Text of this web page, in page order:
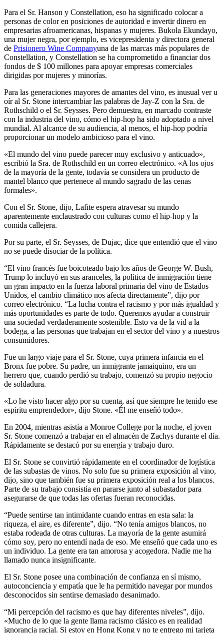
Para el Sr. Hanson y Constellation, eso ha significado colocar a
personas de color en posiciones de autoridad e invertir dinero en
empresarias afroamericanas, hispanas y mujeres. Bukola Ekundayo,
una mujer negra, por ejemplo, es vicepresidenta y directora general
de Prisionero Wine Companyuna de las marcas más populares de
Constellation, y Constellation se ha comprometido a financiar dos
fondos de $ 100 millones para apoyar empresas comerciales
dirigidas por mujeres y minorías.
Para las generaciones mayores de amantes del vino, es inusual ver u
oír al Sr. Stone intercambiar las palabras de Jay-Z con la Sra. de
Rothschild o el Sr. Seysses. Pero demuestra, en marcado contraste
con la industria del vino, cómo el hip-hop ha sido adoptado a nivel
mundial. Al alcance de su audiencia, al menos, el hip-hop podría
proporcionar un modelo ambicioso para el vino.
«El mundo del vino puede parecer muy exclusivo y anticuado»,
escribió la Sra. de Rothschild en un correo electrónico. «A los ojos
de la mayoría de la gente, todavía se considera un producto de
mantel blanco que pertenece al mundo sagrado de las cenas
formales».
Con el Sr. Stone, dijo, Lafite espera atravesar su mundo
aparentemente enclaustrado con culturas como el hip-hop y la
comida callejera.
Por su parte, el Sr. Seysses, de Dujac, dice que entendió que el vino
no se puede disociar de la política.
“El vino francés fue boicoteado bajo los años de George W. Bush,
Trump lo incluyó en sus aranceles, la política de inmigración tiene
un gran impacto en la fuerza laboral primaria del vino de Estados
Unidos, el cambio climático nos afecta directamente”, dijo por
correo electrónico. “La lucha contra el racismo y por más igualdad y
más oportunidades es parte de todo. Queremos ayudar a construir
una sociedad verdaderamente sostenible. Esto va de la vid a la
bodega, a las personas que trabajan en el sector del vino y a nuestros
consumidores.
Fue un largo viaje para el Sr. Stone, cuya primera infancia en el
Bronx fue pobre. Su padre, un inmigrante jamaiquino, era un
herrero que, cuando perdió su trabajo, comenzó su propio negocio
de soldadura.
«Lo he visto hacer algo por su cuenta, así que siempre he tenido ese
espíritu emprendedor», dijo Stone. «Él me enseñó todo».
En 2004, mientras asistía a Monroe College por la noche, el joven
Sr. Stone comenzó a trabajar en el almacén de Zachys durante el día.
Rápidamente se destacó por su energía y trabajo duro.
El Sr. Stone se convirtió rápidamente en el coordinador de logística
de las subastas de vinos. No solo fue su primera exposición al vino,
dijo, sino que también fue su primera exposición real a los blancos.
Parte de su trabajo consistía en pararse junto al subastador para
asegurarse de que todas las ofertas fueran reconocidas.
“Puede sentirse tan intimidante cuando entras en esta sala: la
riqueza, el aire, es diferente”, dijo. “No tenía amigos blancos, no
estaba rodeada de otras culturas. La mayoría de la gente asumirá
cómo soy, pero no entendí nada de eso. Me enseñó que cada uno es
un individuo. La gente era tan amorosa y acogedora. Nadie me ha
llamado nunca insignificante.
El Sr. Stone posee una combinación de confianza en sí mismo,
autoconciencia y empatía que le ha permitido navegar por mundos
desconocidos sin sentirse demasiado desanimado.
“Mi percepción del racismo es que hay diferentes niveles”, dijo.
«Mucho de lo que la gente llama racismo clásico es en realidad
ignorancia racial. Si estoy en Hong Kong y no te entrego mi tarjeta